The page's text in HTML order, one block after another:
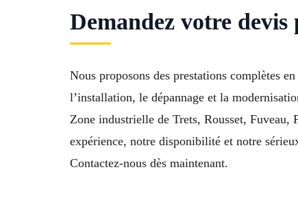
Demandez votre
Nous proposons des prestations complètes
l’installation, le dépannage et la
Zone industrielle de Trets, Rousset,
expérience, notre disponibilité et notre
Contactez-nous dès maintenant.